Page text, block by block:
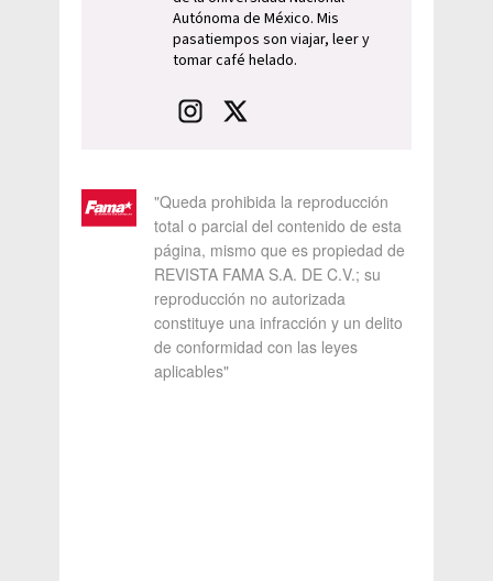
Autónoma de México. Mis
pasatiempos son viajar, leer y
tomar café helado.
"Queda prohibida la reproducción
total o parcial del contenido de esta
página, mismo que es propiedad de
REVISTA FAMA S.A. DE C.V.; su
reproducción no autorizada
constituye una infracción y un delito
de conformidad con las leyes
aplicables"